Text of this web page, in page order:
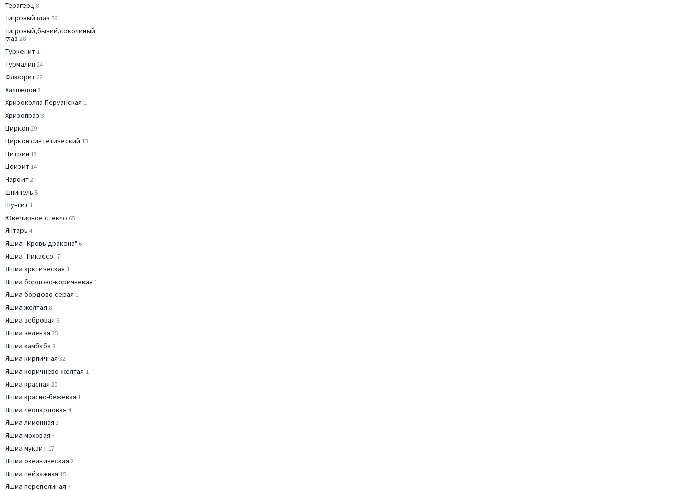
Терагерц 8
Тигровый глаз 56
Тигровый,бычий,соколиный
глаз 28
Туркенит 1
Турмалин 24
Флюорит 22
Халцедон 3
Хризоколла Перуанская 1
Хризопраз 3
Циркон 29
Циркон синтетический 13
Цитрин 13
Цоизит 14
Чароит 2
Шпинель 5
Шунгит 1
Ювелирное стекло 65
Янтарь 4
Яшма "Кровь дракона" 6
Яшма "Пикассо" 7
Яшма арктическая 1
Яшма бордово-коричневая 1
Яшма бордово-серая 1
Яшма желтая 8
Яшма зебровая 6
Яшма зеленая 35
Яшма камбаба 8
Яшма кирпичная 32
Яшма коричнево-желтая 1
Яшма красная 20
Яшма красно-бежевая 1
Яшма леопардовая 4
Яшма лимонная 2
Яшма моховая 7
Яшма мукаит 17
Яшма океаническая 2
Яшма пейзажная 15
Яшма перепелиная 7